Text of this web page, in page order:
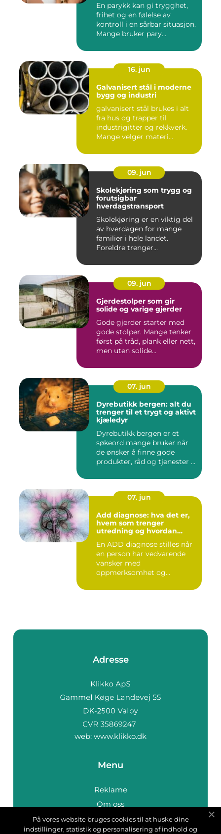
En parykk kan gi trygghet,
frihet og en følelse av
kontroll i en sårbar situasjon.
Mange bruker pary...
16. jun
Galvanisert stål i moderne
bygg og industri
galvanisert stål brukes i alt
fra hus og trapper til
industrigitter og rekkverk.
Mange velger materi...
09. jun
Skolekjøring som trygg og
forutsigbar
hverdagstransport
Skolekjøring er en viktig del
av hverdagen for mange
familier i hele landet.
Foreldre trenger...
09. jun
Gjerdestolper som gir
solide og varige gjerder
Gode gjerder starter med
gode stolper. Mange tenker
først på tråd, plank eller nett,
men uten solide...
07. jun
Dyrebutikk bergen: alt du
trenger til et trygt og aktivt
kjæledyr
Dyrebutikk bergen er et
søkeord mange bruker når
de ønsker å finne gode
produkter, råd og tjenester ...
07. jun
Add diagnose: hva det er,
hvem som trenger
utredning og hvordan
En ADD diagnose stilles når
en person har vedvarende
vansker med
oppmerksomhet og
Adresse
web: www.klikko.dk
Menu
Reklame
Om oss
Cookies
På vores website bruges cookies til at huske dine
indstillinger, statistik og personalisering af indhold og